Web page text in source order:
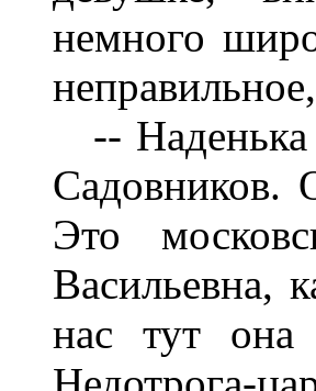
немного
-- Наденька
Садовников.
Это
Васильевна,
нас тут